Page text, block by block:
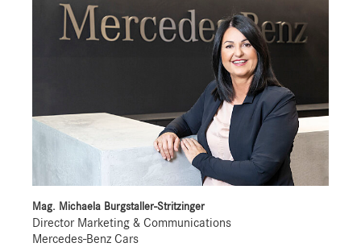
Mag. Michaela Burgstaller-Stritzinger
Director Marketing & Communications
Mercedes-Benz Cars